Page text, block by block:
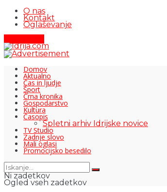
O nas
Kontakt
Oglaševanje
Domov
Aktualno
Čas in ljudje
Šport
Črna kronika
Gospodarstvo
Kultura
Časopis
Spletni arhiv Idrijske novice
TV Studio
Zadnje slovo
Mali oglasi
Promocijsko besedilo
Ni zadetkov
Ogled vseh zadetkov